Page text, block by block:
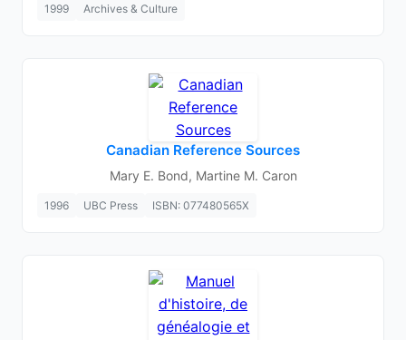
1999 Archives & Culture
Canadian Reference Sources
Mary E. Bond, Martine M. Caron
1996 UBC Press ISBN: 077480565X